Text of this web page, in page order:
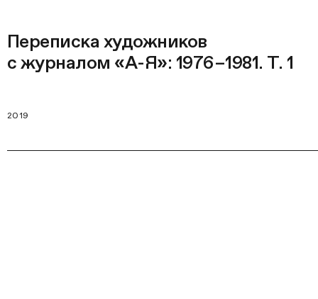
Переписка художников
с журналом «А-Я»: 1976–1981. Т. 1
2019